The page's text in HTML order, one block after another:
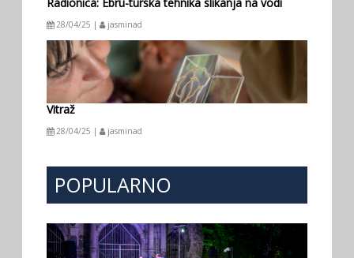
28/04/25 | jasminad
Vitraž
28/04/25 | jasminad
POPULARNO